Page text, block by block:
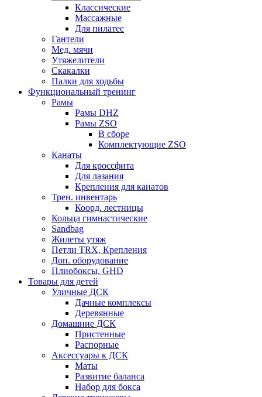
Классические
Массажные
Для пилатес
Гантели
Мед. мячи
Утяжелители
Скакалки
Палки для ходьбы
Функциональный тренинг
Рамы
Рамы DHZ
Рамы ZSO
В сборе
Комплектующие ZSO
Канаты
Для кроссфита
Для лазания
Крепления для канатов
Трен. инвентарь
Коорд. лестницы
Кольца гимнастические
Sandbag
Жилеты утяж
Петли TRX, Крепления
Доп. оборудование
Плиобоксы, GHD
Товары для детей
Уличные ДСК
Дачные комплексы
Деревянные
Домашние ДСК
Пристенные
Распорные
Аксесcуары к ДСК
Маты
Развитие баланса
Набор для бокса